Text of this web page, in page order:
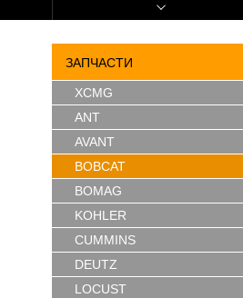
ЗАПЧАСТИ
XCMG
ANT
AVANT
BOBCAT
BOMAG
KOHLER
CUMMINS
DEUTZ
LOCUST